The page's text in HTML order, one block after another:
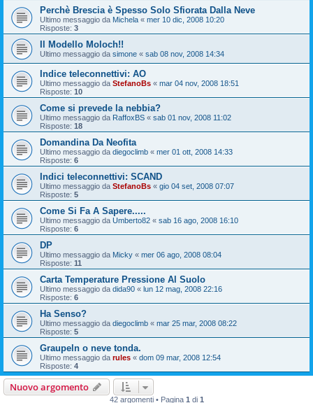
Perchè Brescia è Spesso Solo Sfiorata Dalla Neve
Ultimo messaggio da Michela « mer 10 dic, 2008 10:20
Risposte: 3
Il Modello Moloch!!
Ultimo messaggio da simone « sab 08 nov, 2008 14:34
Indice teleconnettivi: AO
Ultimo messaggio da StefanoBs « mar 04 nov, 2008 18:51
Risposte: 10
Come si prevede la nebbia?
Ultimo messaggio da RaffoxBS « sab 01 nov, 2008 11:02
Risposte: 18
Domandina Da Neofita
Ultimo messaggio da diegoclimb « mer 01 ott, 2008 14:33
Risposte: 6
Indici teleconnettivi: SCAND
Ultimo messaggio da StefanoBs « gio 04 set, 2008 07:07
Risposte: 5
Come Si Fa A Sapere.....
Ultimo messaggio da Umberto82 « sab 16 ago, 2008 16:10
Risposte: 6
DP
Ultimo messaggio da Micky « mer 06 ago, 2008 08:04
Risposte: 11
Carta Temperature Pressione Al Suolo
Ultimo messaggio da dida90 « lun 12 mag, 2008 22:16
Risposte: 6
Ha Senso?
Ultimo messaggio da diegoclimb « mar 25 mar, 2008 08:22
Risposte: 5
Graupeln o neve tonda.
Ultimo messaggio da rules « dom 09 mar, 2008 12:54
Risposte: 4
Nuovo argomento
42 argomenti • Pagina 1 di 1